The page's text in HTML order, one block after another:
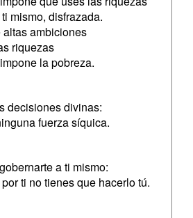
mismo, disfrazada.
ambiciones
riquezas
la pobreza.
decisiones divinas:
fuerza síquica.
a ti mismo:
ti no tienes que hacerlo tú.